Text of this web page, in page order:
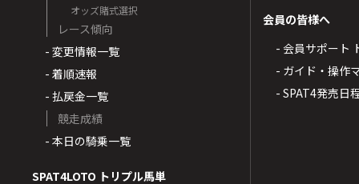
オッズ賭式選択
レース傾向
- 変更情報一覧
- 着順速報
- 払戻金一覧
競走成績
- 本日の騎乗一覧
SPAT4LOTO トリプル馬単
会員の皆様へ
- 会員サポート
- ガイド・操作
- SPAT4発売日